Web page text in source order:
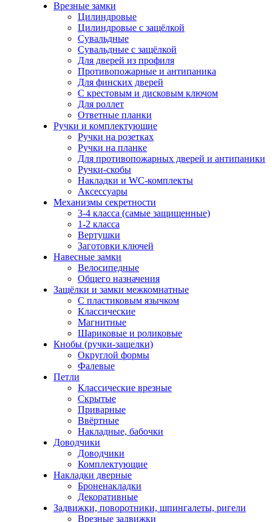
Врезные замки
Цилиндровые
Цилиндровые с защёлкой
Сувальдные
Сувальдные с защёлкой
Для дверей из профиля
Противопожарные и антипаника
Для финских дверей
С крестовым и дисковым ключом
Для роллет
Ответные планки
Ручки и комплектующие
Ручки на розетках
Ручки на планке
Для противопожарных дверей и антипаники
Ручки-скобы
Накладки и WC-комплекты
Аксессуары
Механизмы секретности
3-4 класса (самые защищенные)
1-2 класса
Вертушки
Заготовки ключей
Навесные замки
Велосипедные
Общего назначения
Защёлки и замки межкомнатные
С пластиковым язычком
Классические
Магнитные
Шариковые и роликовые
Кнобы (ручки-защелки)
Округлой формы
Фалевые
Петли
Классические врезные
Скрытые
Приварные
Ввёртные
Накладные, бабочки
Доводчики
Доводчики
Комплектующие
Накладки дверные
Броненакладки
Декоративные
Задвижки, поворотники, шпингалеты, ригели
Врезные задвижки